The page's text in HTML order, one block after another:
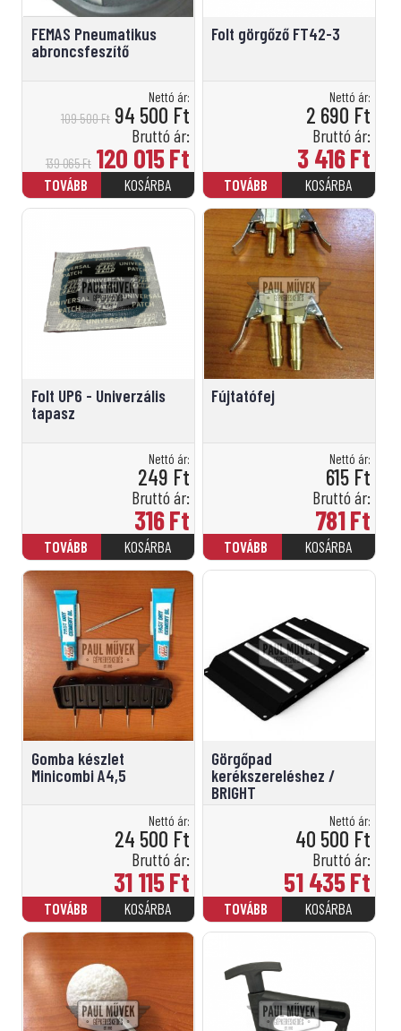
FEMAS Pneumatikus
abroncsfeszítő
Nettó ár:
109 500Ft 94 500 Ft
Bruttó ár:
139 065Ft 120 015Ft
Folt görgőző FT42-3
Nettó ár:
2 690 Ft
Bruttó ár:
3 416Ft
Folt UP6 - Univerzális
tapasz
Nettó ár:
249 Ft
Bruttó ár:
316Ft
Fújtatófej
Nettó ár:
615 Ft
Bruttó ár:
781Ft
Gomba készlet
Minicombi A4,5
Nettó ár:
24 500 Ft
Bruttó ár:
31 115Ft
Görgőpad
kerékszereléshez /
BRIGHT
Nettó ár:
40 500 Ft
Bruttó ár:
51 435Ft